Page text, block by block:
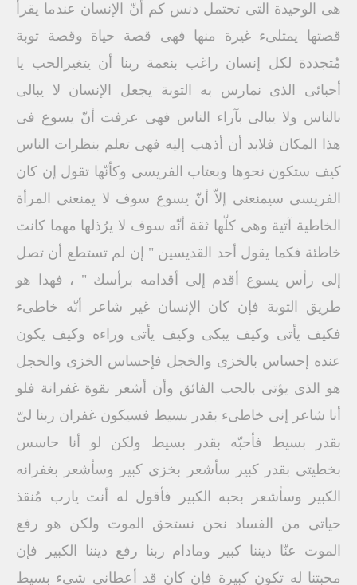
هى الوحيدة التى تحتمل دنس كم أنّ الإنسان عندما يقرأ
قصتها يمتلىء غيرة منها فهى قصة حياة وقصة توبة
مُتجددة لكل إنسان راغب بنعمة ربنا أن يتغيرالحب يا
أحبائى الذى نمارس به التوبة يجعل الإنسان لا يبالى
بالناس ولا يبالى بآراء الناس فهى عرفت أنّ يسوع فى
هذا المكان فلابد أن أذهب إليه فهى تعلم بنظرات الناس
كيف ستكون نحوها وبعتاب الفريسى وكأنّها تقول إن كان
الفريسى سيمنعنى إلاّ أنّ يسوع سوف لا يمنعنى المرأة
الخاطية آتية وهى كلّها ثقة أنّه سوف لا يرُذلها مهما كانت
خاطئة فكما يقول أحد القديسين " إن لم تستطع أن تصل
إلى رأس يسوع أقدم إلى أقدامه برأسك " ، فهذا هو
طريق التوبة فإن كان الإنسان غير شاعر أنّه خاطىء
فكيف يأتى وكيف يبكى وكيف يأتى وراءه وكيف يكون
عنده إحساس بالخزى والخجل فإحساس الخزى والخجل
هو الذى يؤتى بالحب الفائق وأن أشعر بقوة غفرانة فلو
أنا شاعر إنى خاطىء بقدر بسيط فسيكون غفران ربنا لىّ
بقدر بسيط فأحبّه بقدر بسيط ولكن لو أنا حاسس
بخطيتى بقدر كبير سأشعر بخزى كبير وسأشعر بغفرانه
الكبير وسأشعر بحبه الكبير فأقول له أنت يارب مُنقذ
حياتى من الفساد نحن نستحق الموت ولكن هو رفع
الموت عنّا ديننا كبير ومادام ربنا رفع ديننا الكبير فإن
محبتنا له تكون كبيرة فإن كان قد أعطانى شىء بسيط